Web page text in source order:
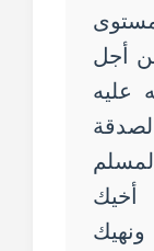
أجل
عليه